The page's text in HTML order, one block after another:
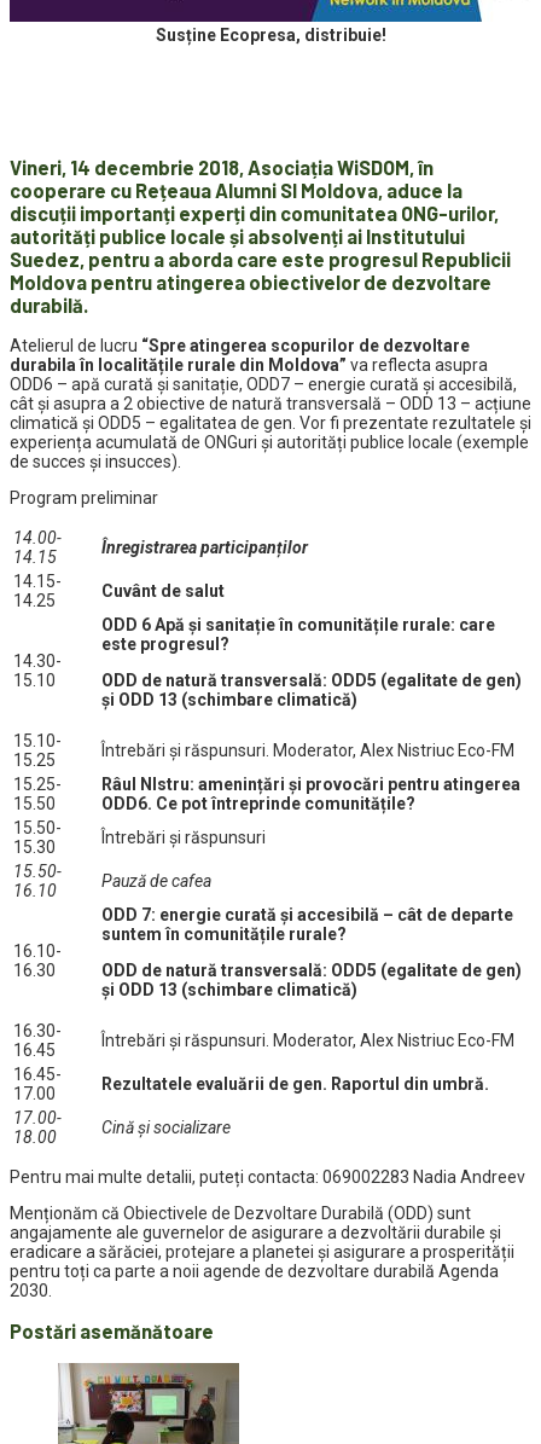
Susține Ecopresa, distribuie!
Vineri, 14 decembrie 2018, Asociația WiSDOM, în
cooperare cu Rețeaua Alumni SI Moldova, aduce la
discuții importanți experți din comunitatea ONG-urilor,
autorități publice locale și absolvenți ai Institutului
Suedez, pentru a aborda care este progresul Republicii
Moldova pentru atingerea obiectivelor de dezvoltare
durabilă.
Atelierul de lucru “Spre atingerea scopurilor de dezvoltare
durabila în localitățile rurale din Moldova” va reflecta asupra
ODD6 – apă curată și sanitație, ODD7 – energie curată și accesibilă,
cât și asupra a 2 obiective de natură transversală – ODD 13 – acțiune
climatică și ODD5 – egalitatea de gen. Vor fi prezentate rezultatele și
experiența acumulată de ONGuri și autorități publice locale (exemple
de succes și insucces).
Program preliminar
14.00-
14.15
Înregistrarea participanților
14.15-
14.25
Cuvânt de salut
14.30-
15.10
ODD 6 Apă și sanitație în comunitățile rurale: care
este progresul?
ODD de natură transversală: ODD5 (egalitate de gen)
și ODD 13 (schimbare climatică)
15.10-
15.25
Întrebări și răspunsuri. Moderator, Alex Nistriuc Eco-FM
15.25-
15.50
Râul NIstru: amenințări și provocări pentru atingerea
ODD6. Ce pot întreprinde comunitățile?
15.50-
15.30
Întrebări și răspunsuri
15.50-
16.10
Pauză de cafea
16.10-
16.30
ODD 7: energie curată și accesibilă – cât de departe
suntem în comunitățile rurale?
ODD de natură transversală: ODD5 (egalitate de gen)
și ODD 13 (schimbare climatică)
16.30-
16.45
Întrebări și răspunsuri. Moderator, Alex Nistriuc Eco-FM
16.45-
17.00
Rezultatele evaluării de gen. Raportul din umbră.
17.00-
18.00
Cină și socializare
Pentru mai multe detalii, puteți contacta: 069002283 Nadia Andreev
Menționăm că Obiectivele de Dezvoltare Durabilă (ODD) sunt
angajamente ale guvernelor de asigurare a dezvoltării durabile și
eradicare a sărăciei, protejare a planetei și asigurare a prosperității
pentru toți ca parte a noii agende de dezvoltare durabilă Agenda
2030.
Postări asemănătoare